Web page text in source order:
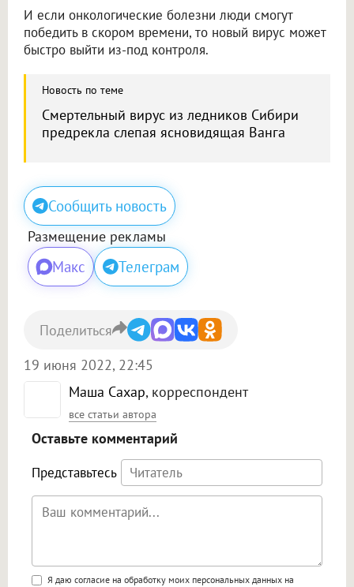
И если онкологические болезни люди смогут
победить в скором времени, то новый вирус может
быстро выйти из-под контроля.
Новость по теме
Смертельный вирус из ледников Сибири
предрекла слепая ясновидящая Ванга
Сообщить новость
Размещение рекламы
Макс Телеграм
Маша Сахар, корреспондент
все статьи автора
19 июня 2022, 22:45
Поделиться
Оставьте комментарий
Представьтесь
Поддержка HTML
Я даю согласие на обработку моих персональных данных на